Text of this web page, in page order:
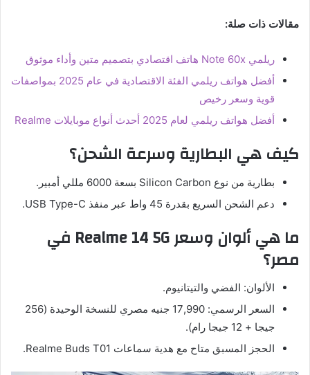
مقالات ذات صلة:
ريلمي Note 60x هاتف اقتصادي بتصميم متين وأداء موثوق
أفضل هواتف ريلمي الفئة الاقتصادية في عام 2025 بمواصفات
قوية وسعر رخيص
أفضل هواتف ريلمي لعام 2025 أحدث أنواع موبايلات Realme
كيف هي البطارية وسرعة الشحن؟
بطارية من نوع Silicon Carbon بسعة 6000 مللي أمبير.
دعم الشحن السريع بقدرة 45 واط عبر منفذ USB Type-C.
ما هي ألوان وسعر Realme 14 5G في
مصر؟
الألوان: الفضي والتيتانيوم.
السعر الرسمي: 17,990 جنيه مصري للنسخة الوحيدة (256
جيجا + 12 جيجا رام).
الحجز المسبق متاح مع هدية سماعات Realme Buds T01.